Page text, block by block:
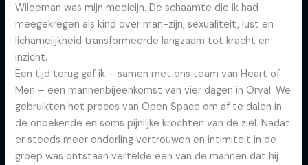
Wildeman was mijn medicijn. De schaamte die ik had
meegekregen als kind over man-zijn, sexualiteit, lust en
lichamelijkheid transformeerde langzaam tot kracht en
inzicht.
Een tijd terug gaf ik – samen met ons team van Heart of
Men – een mannenbijeenkomst van vier dagen in Orval. We
gebruikten het proces van Open Space om af te dalen in
de onbekende en soms pijnlijke krochten van de ziel. Nadat
er steeds meer onderling vertrouwen en intimiteit in de
groep was ontstaan vertelde een van de mannen dat hij